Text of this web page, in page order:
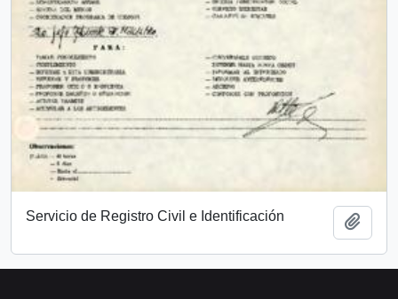
Servicio de Registro Civil e Identificación